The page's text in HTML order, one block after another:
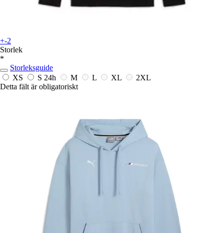
+-2
Storlek
*
Storleksguide
XS
S 24h M L XL
2XL
Detta fält är obligatoriskt